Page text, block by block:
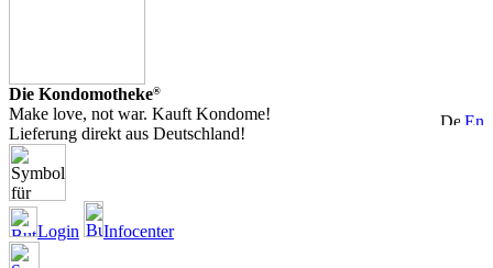
Die Kondomotheke®
Make love, not war. Kauft Kondome!
Lieferung direkt aus Deutschland!
Login Infocenter